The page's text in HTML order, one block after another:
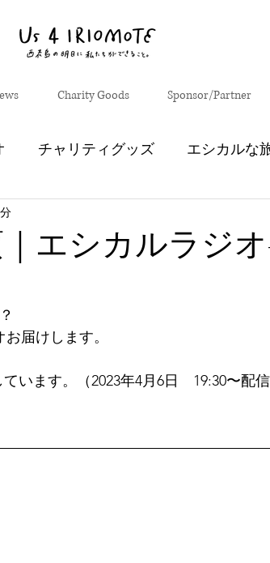
Charity Goods Sponsor/Partner
チャリティグッズ エシカルな
ズムセンター
エシカルラジオ
届けします。
います。（2023年4月6日　19:30〜配